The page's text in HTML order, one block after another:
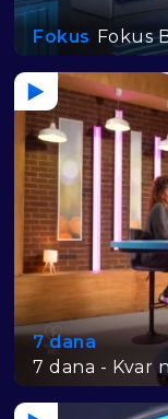
Fokus Fokus
7 dana
7 dana - Kvar